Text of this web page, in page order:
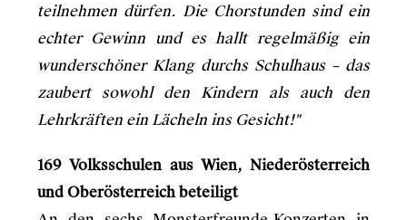
teilnehmen dürfen. Die Chorstunden sind ein
echter Gewinn und es hallt regelmäßig ein
wunderschöner Klang durchs Schulhaus – das
zaubert sowohl den Kindern als auch den
Lehrkräften ein Lächeln ins Gesicht!"
169 Volksschulen aus Wien, Niederösterreich
und Oberösterreich beteiligt